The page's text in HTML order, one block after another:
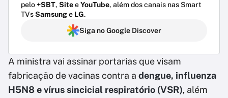
pelo+SBT, SiteeYouTube, além dos canais nas Smart
TVsSamsunge LG.
Siga no Google Discover
A ministra vai assinar portarias que visam
fabricação de vacinas contra a dengue, influenza
H5N8 e vírus sincicial respiratório (VSR), além